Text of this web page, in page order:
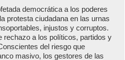
democrática a los poderes
protesta ciudadana en las urnas
injustos y corruptos.
rechazo a los políticos, partidos y
del riesgo que
masivo, los gestores de las